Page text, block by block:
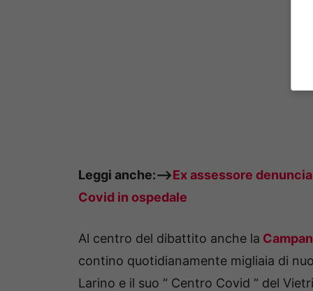
Leggi anche:—>Ex assessore
Covid in ospedale
Al centro del dibattito anche la
contino quotidianamente migliaia di
Larino e il suo “ Centro Covid “ del